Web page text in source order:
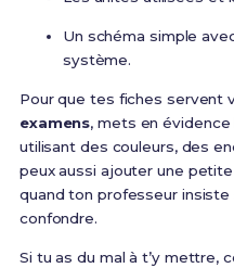
Un schéma simple
système.
Pour que tes fiches servent
examens, mets en
utilisant des couleurs, des
peux aussi ajouter une
quand ton professeur
confondre.
Si tu as du mal à t’y mettre,